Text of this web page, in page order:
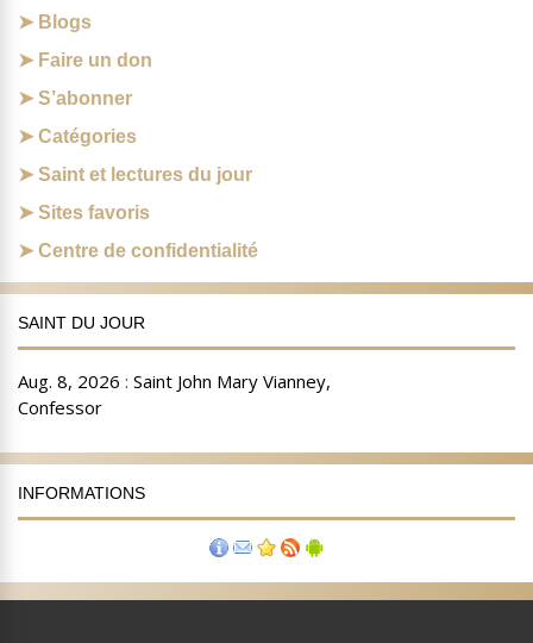
Blogs
Faire un don
S’abonner
Catégories
Saint et lectures du jour
Sites favoris
Centre de confidentialité
SAINT DU JOUR
INFORMATIONS